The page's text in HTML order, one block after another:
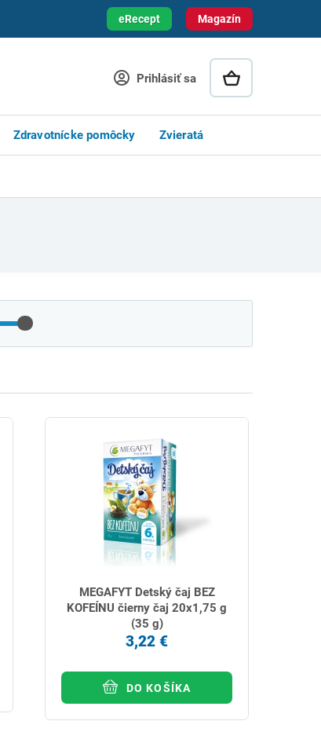
Magazín
eRecept
Prihlásiť sa
Zdravotnícke pomôcky Zvieratá
MEGAFYT Detský čaj BEZ
KOFEÍNU čierny čaj 20x1,75 g
(35 g)
3,22 €
DO KOŠÍKA